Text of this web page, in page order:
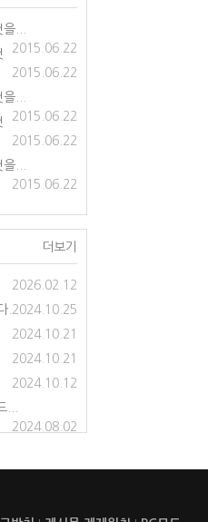
...
2015.06.22
2015.06.22
...
2015.06.22
2015.06.22
...
2015.06.22
더보기
2026.02.12
. 2024.10.25
2024.10.21
2024.10.21
2024.10.12
...
2024.08.02